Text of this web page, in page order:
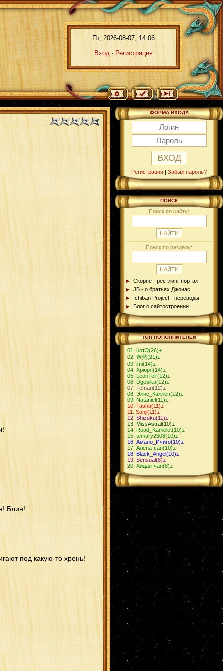
Пт, 2026-08-07, 14:06
Вход · Регистрация
Блин!
под какую-то хрень!
ФОРМА ВХОДА
Регистрация | Забыл пароль?
ПОИСК
Поиск по сайту:
Поиск по разделу:
Скорпё - рестлинг портал
JB - о братьях Джонас
Ichiban Project - переводы
Блог о сайтостроении
ТОП ПОПОЛНИТЕЛЕЙ
КотЭ(26)±
泰然(21)±
imi(14)±
Хрюря(14)±
LeonTeir(12)±
Dgesika(12)±
Теmari(12)±
Элис_Каллен(12)±
Nataniel(11)±
Tasha(11)±
Sanji(11)±
Shizuku(11)±
MissAstral(10)±
Road_Kamelot(10)±
temary2308(10)±
Амано_Ичиго(10)±
Алёна-сан(10)±
Black_Angel(10)±
Sensual(8)±
Хидан-чан(8)±